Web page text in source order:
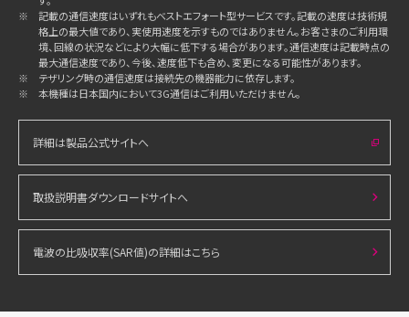
※
記載の通信速度はいずれもベストエフォート型サービスです。記載の速度は技術規
格上の最大値であり、実使用速度を示すものではありません。お客さまのご利用環
境、回線の状況などにより大幅に低下する場合があります。通信速度は記載時点の
最大通信速度であり、今後、速度低下も含め、変更になる可能性があります。
※
テザリング時の通信速度は接続先の機器能力に依存します。
※
本機種は日本国内において3G通信はご利用いただけません。
詳細は製品公式サイトへ
取扱説明書ダウンロードサイトへ
電波の比吸収率(SAR値)の詳細はこちら